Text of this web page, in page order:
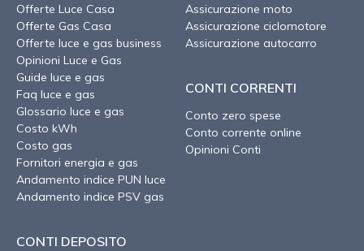
Offerte Luce Casa
Offerte Gas Casa
Offerte luce e gas business
Opinioni Luce e Gas
Guide luce e gas
Faq luce e gas
Glossario luce e gas
Costo kWh
Costo gas
Fornitori energia e gas
Andamento indice PUN luce
Andamento indice PSV gas
Assicurazione moto
Assicurazione ciclomotore
Assicurazione autocarro
CONTI CORRENTI
Conto zero spese
Conto corrente online
Opinioni Conti
CONTI DEPOSITO